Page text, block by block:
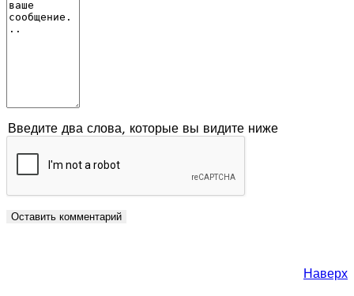
Введите два слова, которые вы видите ниже
Наверх